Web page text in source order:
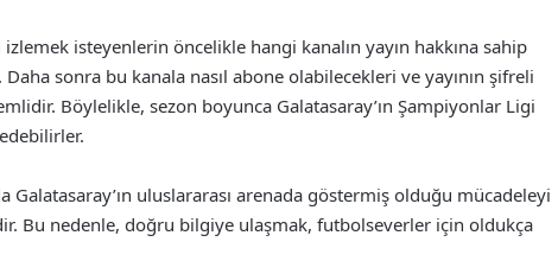
izlemek isteyenlerin öncelikle hangi kanalın yayın hakkına sahip
sonra bu kanala nasıl abone olabilecekleri ve yayının şifreli
Böylelikle, sezon boyunca Galatasaray’ın Şampiyonlar Ligi
uluslararası arenada göstermiş olduğu mücadeleyi
Bu nedenle, doğru bilgiye ulaşmak, futbolseverler için oldukça